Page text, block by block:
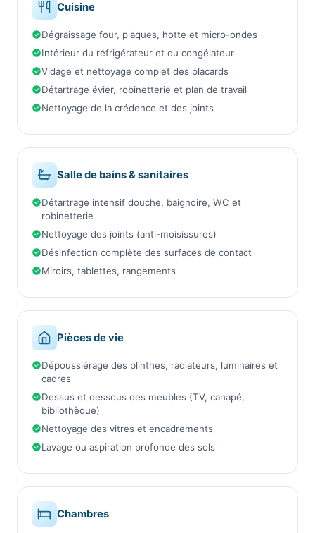
Cuisine
Dégraissage four, plaques, hotte et micro-ondes
Intérieur du réfrigérateur et du congélateur
Vidage et nettoyage complet des placards
Détartrage évier, robinetterie et plan de travail
Nettoyage de la crédence et des joints
Salle de bains & sanitaires
Détartrage intensif douche, baignoire, WC et
robinetterie
Nettoyage des joints (anti-moisissures)
Désinfection complète des surfaces de contact
Miroirs, tablettes, rangements
Pièces de vie
Dépoussiérage des plinthes, radiateurs, luminaires et
cadres
Dessus et dessous des meubles (TV, canapé,
bibliothèque)
Nettoyage des vitres et encadrements
Lavage ou aspiration profonde des sols
Chambres